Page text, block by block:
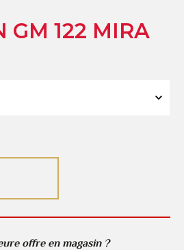
GM 122 MIRA
offre en magasin ?